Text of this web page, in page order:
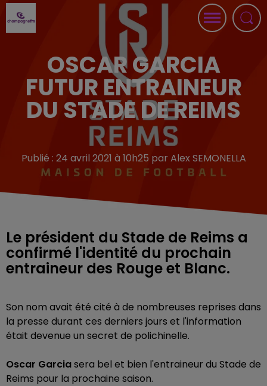
OSCAR GARCIA
FUTUR ENTRAINEUR
DU STADE DE REIMS
Publié : 24 avril 2021 à 10h25 par Alex SEMONELLA
Le président du Stade de Reims a
confirmé l'identité du prochain
entraineur des Rouge et Blanc.
Son nom avait été cité à de nombreuses reprises dans
la presse durant ces derniers jours et l'information
était devenue un secret de polichinelle.
Oscar Garciasera bel et bien l'entraineur du Stade de
Reims pour la prochaine saison.